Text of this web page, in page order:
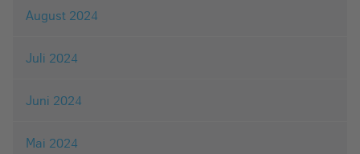
August 2024
Juli 2024
Juni 2024
Mai 2024